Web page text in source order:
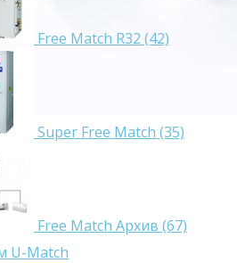
Free Match R32 (42)
Super Free Match (35)
Free Match Архив (67)
U-Match